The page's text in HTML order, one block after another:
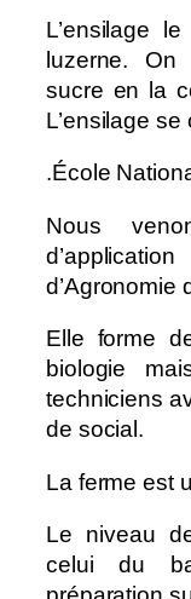
L’ensilage
luzerne.
sucre en la
L’ensilage
.École
Nous
d’Agronomie
Elle forme
biologie
techniciens
de social.
La ferme est
Le niveau
celui du